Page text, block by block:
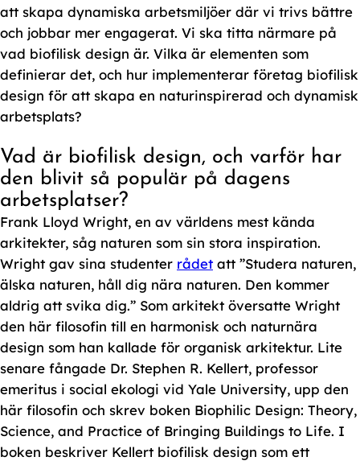
att skapa dynamiska arbetsmiljöer där vi trivs bättre
och jobbar mer engagerat. Vi ska titta närmare på
vad biofilisk design är. Vilka är elementen som
definierar det, och hur implementerar företag biofilisk
design för att skapa en naturinspirerad och dynamisk
arbetsplats?
Vad är biofilisk design, och varför har
den blivit så populär på dagens
arbetsplatser?
Frank Lloyd Wright, en av världens mest kända
arkitekter, såg naturen som sin stora inspiration.
Wright gav sina studenter rådet att ”Studera naturen,
älska naturen, håll dig nära naturen. Den kommer
aldrig att svika dig.” Som arkitekt översatte Wright
den här filosofin till en harmonisk och naturnära
design som han kallade för organisk arkitektur. Lite
senare fångade Dr. Stephen R. Kellert, professor
emeritus i social ekologi vid Yale University, upp den
här filosofin och skrev boken Biophilic Design: Theory,
Science, and Practice of Bringing Buildings to Life. I
boken beskriver Kellert biofilisk design som ett